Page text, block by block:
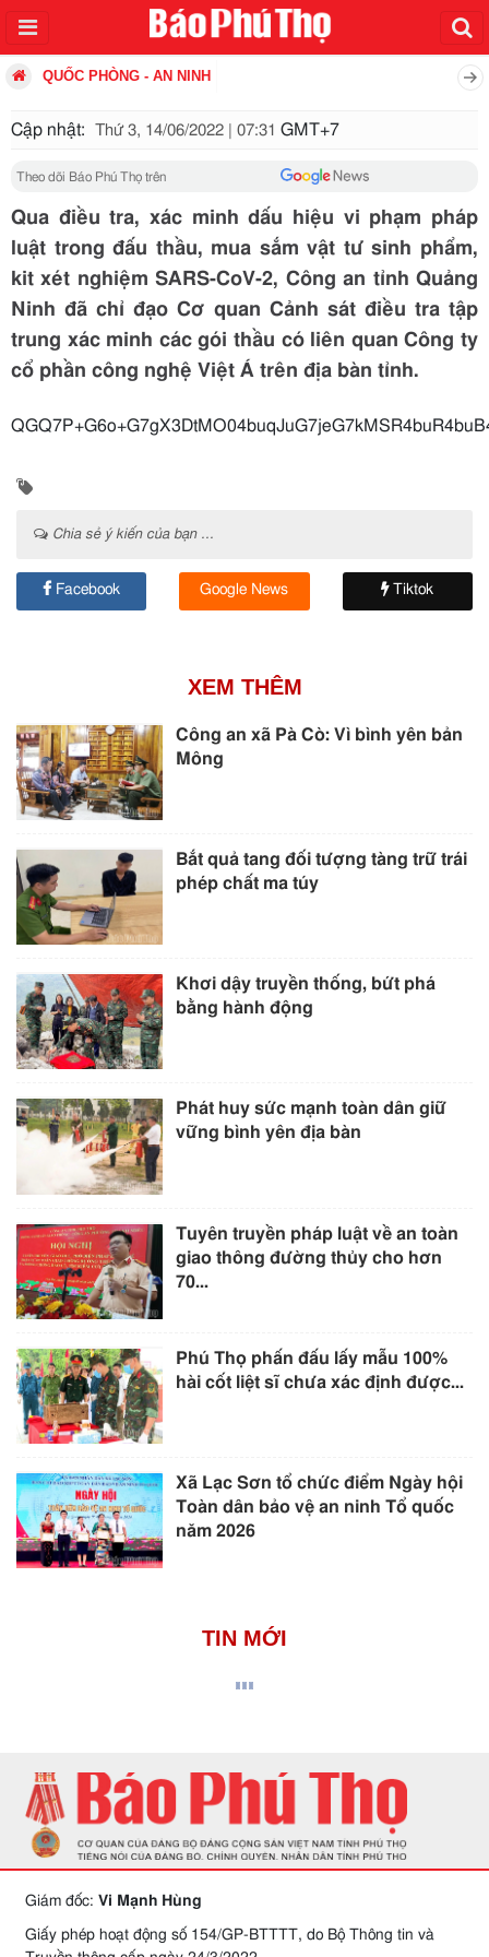
QUỐC PHÒNG - AN NINH
Cập nhật: Thứ 3, 14/06/2022 | 07:31 GMT+7
Theo dõi Báo Phú Thọ trên
Qua điều tra, xác minh dấu hiệu vi phạm pháp
luật trong đấu thầu, mua sắm vật tư sinh phẩm,
kit xét nghiệm SARS-CoV-2, Công an tỉnh Quảng
Ninh đã chỉ đạo Cơ quan Cảnh sát điều tra tập
trung xác minh các gói thầu có liên quan Công ty
cổ phần công nghệ Việt Á trên địa bàn tỉnh.
Chia sẻ ý kiến của bạn ...
Facebook Google News Tiktok
XEM THÊM
Công an xã Pà Cò: Vì bình yên bản
Mông
Bắt quả tang đối tượng tàng trữ trái
phép chất ma túy
Khơi dậy truyền thống, bứt phá
bằng hành động
Phát huy sức mạnh toàn dân giữ
vững bình yên địa bàn
Tuyên truyền pháp luật về an toàn
giao thông đường thủy cho hơn
70...
Phú Thọ phấn đấu lấy mẫu 100%
hài cốt liệt sĩ chưa xác định được...
Xã Lạc Sơn tổ chức điểm Ngày hội
Toàn dân bảo vệ an ninh Tổ quốc
năm 2026
TIN MỚI
Giám đốc: Vi Mạnh Hùng
Giấy phép hoạt động số 154/GP-BTTTT, do Bộ Thông tin và